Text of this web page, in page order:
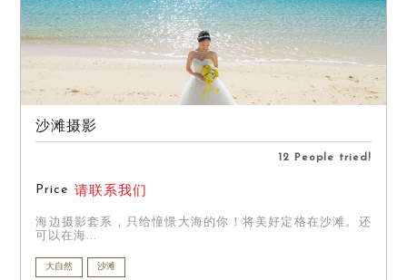
沙滩摄影
12 People tried!
Price 请联系我们
海边摄影套系，只给憧憬大海的你！将美好定格在沙滩。还
可以在海...
大自然 沙滩